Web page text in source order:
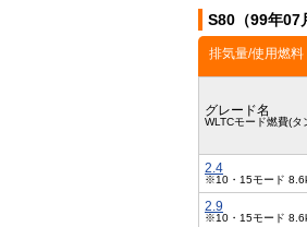
S80（99年07
排気量/使用燃
グレード名
WLTCモード燃費(タ
2.4
※10・15モード
2.9
※10・15モード